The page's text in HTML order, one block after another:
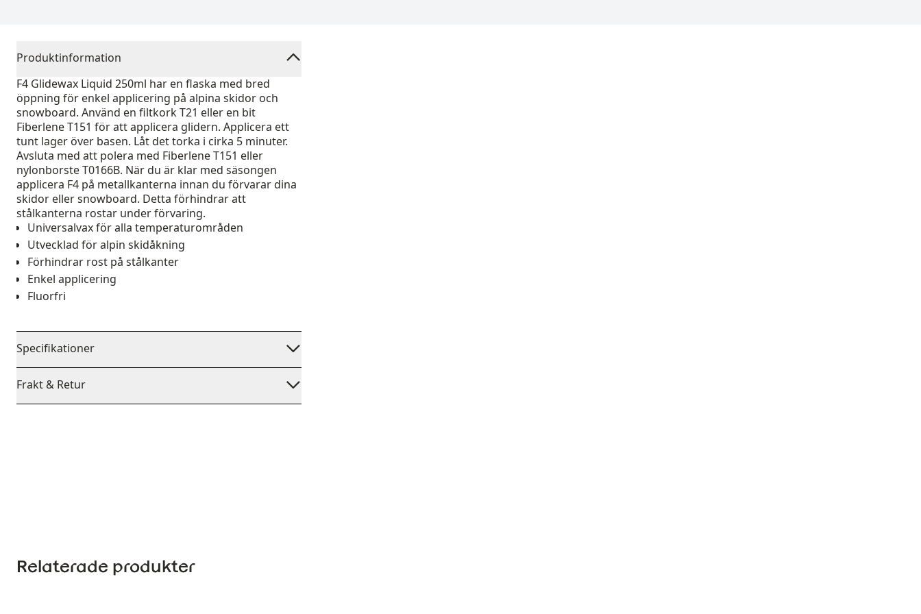
Produktinformation
F4 Glidewax Liquid 250ml har en flaska med bred
öppning för enkel applicering på alpina skidor och
snowboard. Använd en filtkork T21 eller en bit
Fiberlene T151 för att applicera glidern. Applicera ett
tunt lager över basen. Låt det torka i cirka 5 minuter.
Avsluta med att polera med Fiberlene T151 eller
nylonborste T0166B. När du är klar med säsongen
applicera F4 på metallkanterna innan du förvarar dina
skidor eller snowboard. Detta förhindrar att
stålkanterna rostar under förvaring.
Universalvax för alla temperaturområden
Utvecklad för alpin skidåkning
Förhindrar rost på stålkanter
Enkel applicering
Fluorfri
Specifikationer
Frakt & Retur
Relaterade produkter